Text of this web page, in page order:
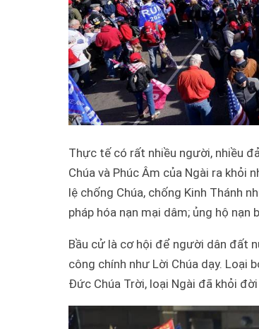
Thực tế có rất nhiều người, nhiều
Chúa và Phúc Âm của Ngài ra
lệ chống Chúa, chống Kinh Thánh
pháp hóa nạn mại dâm; ủng hộ
Bầu cử là cơ hội để người dân đất
công chính như Lời Chúa dạy. Loại
Đức Chúa Trời, loại Ngài đã khỏi